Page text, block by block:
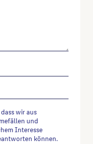
wir aus
und
Interesse
können.